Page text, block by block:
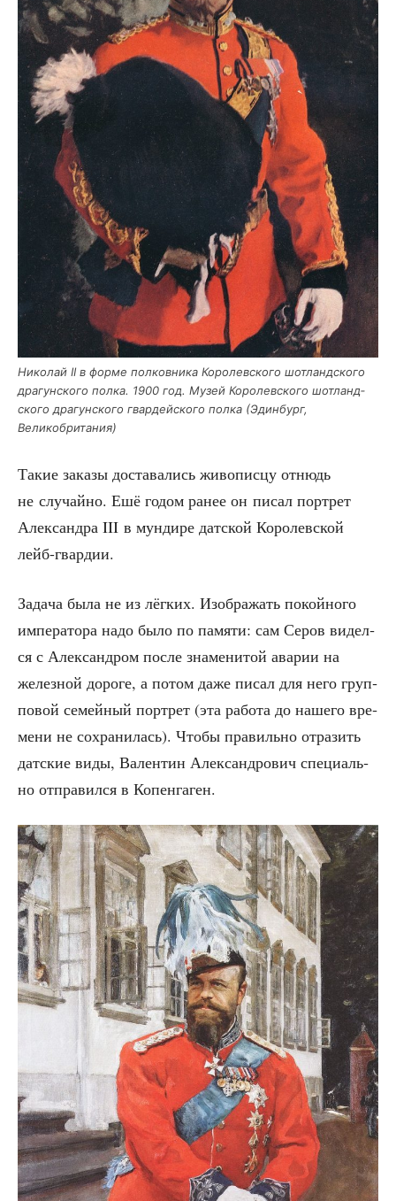
Нико­лай II в фор­ме пол­ков­ни­ка Коро­лев­ско­го шот­ланд­ско­го
дра­гун­ско­го пол­ка. 1900 год. Музей Коро­лев­ско­го шот­ланд­
ско­го дра­гун­ско­го гвар­дей­ско­го пол­ка (Эдин­бург,
Великобритания)
Такие зака­зы доста­ва­лись живо­пис­цу отнюдь
не слу­чай­но. Ешё годом ранее он писал порт­рет
Алек­сандра III в мун­ди­ре дат­ской Коро­лев­ской
лейб-гвардии.
Зада­ча была не из лёг­ких. Изоб­ра­жать покой­но­го
импе­ра­то­ра надо было по памя­ти: сам Серов видел­
ся с Алек­сан­дром после зна­ме­ни­той ава­рии на
желез­ной доро­ге, а потом даже писал для него груп­
по­вой семей­ный порт­рет (эта рабо­та до наше­го вре­
ме­ни не сохра­ни­лась). Что­бы пра­виль­но отра­зить
дат­ские виды, Вален­тин Алек­сан­дро­вич спе­ци­аль­
но отпра­вил­ся в Копенгаген.